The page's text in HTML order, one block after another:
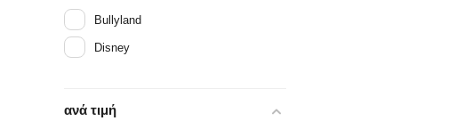
Bullyland
Disney
ανά τιμή